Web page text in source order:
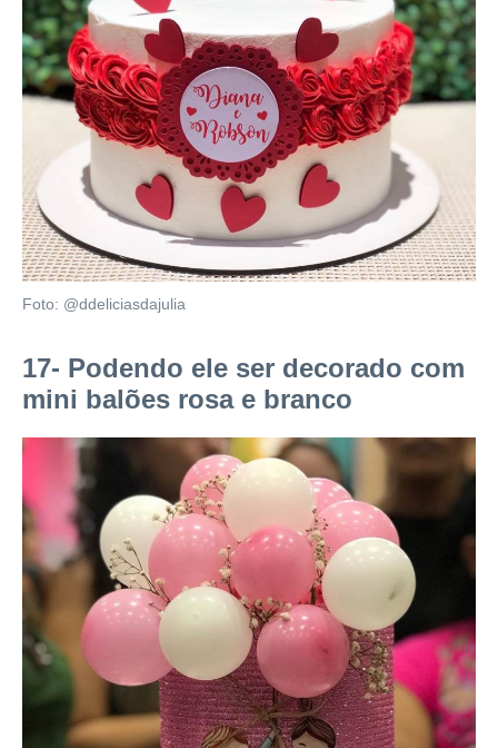
Foto: @ddeliciasdajulia
17- Podendo ele ser decorado com
mini balões rosa e branco